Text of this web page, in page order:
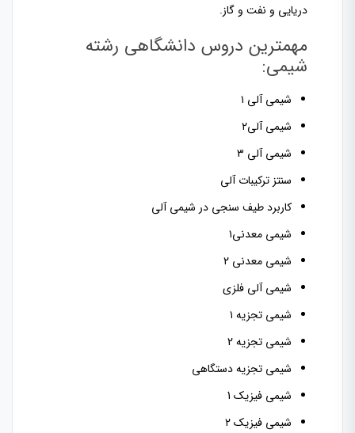
دریایی و نفت و گاز.
مهمترین دروس دانشگاهی رشته
شیمی:
شیمی آلی ۱
شیمی آلی۲
شیمی آلی ۳
سنتز ترکیبات آلی
کاربرد طیف سنجی در شیمی آلی
شیمی معدنی۱
شیمی معدنی ۲
شیمی آلی فلزی
شیمی تجزیه ۱
شیمی تجزیه2
شیمی تجزیه دستگاهی
شیمی فیزیک 1
شیمی فیزیک ۲